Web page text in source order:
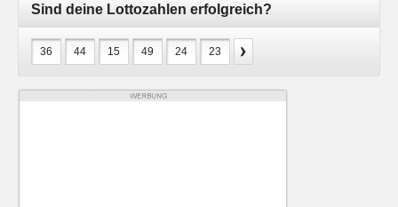
Sind deine Lottozahlen erfolgreich?